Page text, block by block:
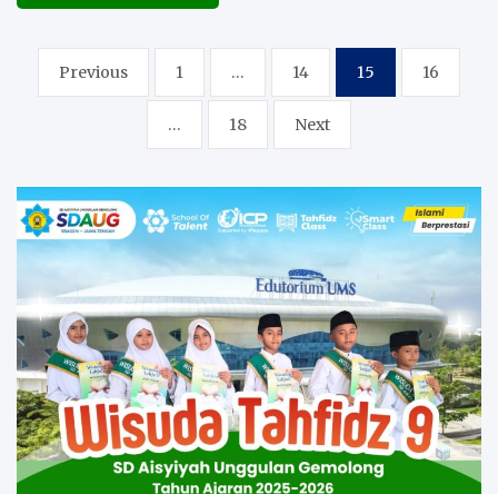
Posts
pagination
Previous 1 … 14 15 16
… 18 Next